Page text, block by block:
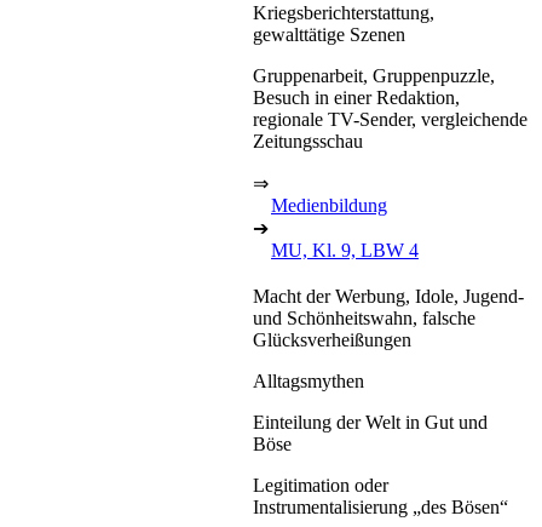
Kriegsberichterstattung,
gewalttätige Szenen
Gruppenarbeit, Gruppenpuzzle,
Besuch in einer Redaktion,
regionale TV-Sender, vergleichende
Zeitungsschau
⇒
Medienbildung
➔
MU, Kl. 9, LBW 4
Macht der Werbung, Idole, Jugend-
und Schönheitswahn, falsche
Glücksverheißungen
Alltagsmythen
Einteilung der Welt in Gut und
Böse
Legitimation oder
Instrumentalisierung „des Bösen“